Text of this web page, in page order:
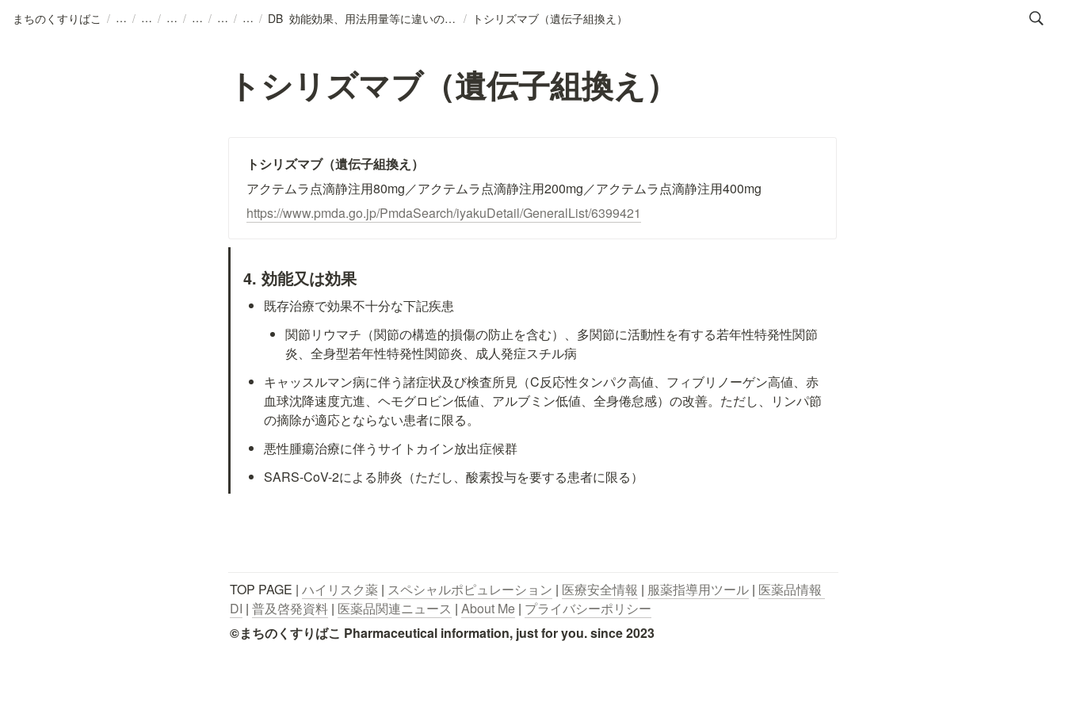
まちのくすりばこ / / / / / / / DB_効能効果、用法用量等に違いのある後発医薬品リスト / トシリズマブ（遺伝子組換え）
トシリズマブ（遺伝子組換え）
トシリズマブ（遺伝子組換え）
アクテムラ点滴静注用80mg／アクテムラ点滴静注用200mg／アクテムラ点滴静注用400mg
https://www.pmda.go.jp/PmdaSearch/iyakuDetail/GeneralList/6399421
4. 効能又は効果
既存治療で効果不十分な下記疾患
関節リウマチ（関節の構造的損傷の防止を含む）、多関節に活動性を有する若年性特発性関節
炎、全身型若年性特発性関節炎、成人発症スチル病
キャッスルマン病に伴う諸症状及び検査所見（C反応性タンパク高値、フィブリノーゲン高値、赤
血球沈降速度亢進、ヘモグロビン低値、アルブミン低値、全身倦怠感）の改善。ただし、リンパ節
の摘除が適応とならない患者に限る。
悪性腫瘍治療に伴うサイトカイン放出症候群
SARS-CoV-2による肺炎（ただし、酸素投与を要する患者に限る）
TOP PAGE | ハイリスク薬 | スペシャルポピュレーション | 医療安全情報 | 服薬指導用ツール | 医薬品情報
DI | 普及啓発資料 | 医薬品関連ニュース | About Me | プライバシーポリシー
©まちのくすりばこ Pharmaceutical information, just for you. since 2023